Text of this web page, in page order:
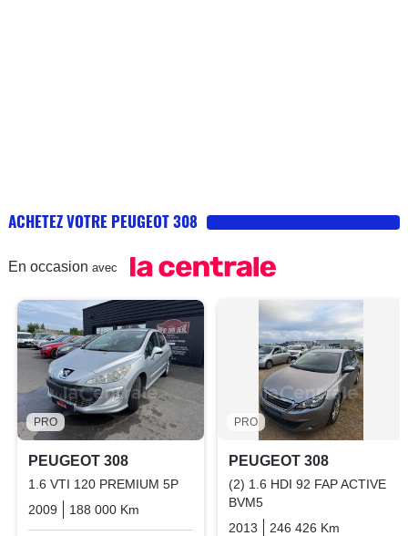
ACHETEZ VOTRE PEUGEOT 308
En occasion avec
PRO
PEUGEOT 308
1.6 VTI 120 PREMIUM 5P
2009
188 000 Km Essence
PRO
PEUGEOT 308
(2) 1.6 HDI 92 FAP ACTIVE
BVM5
2013
246 426 Km